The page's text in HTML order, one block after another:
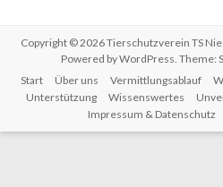
Copyright © 2026Tierschutzverein TS
Powered byWordPress. Theme:
Start
Über uns Vermittlungsablauf
Unterstützung
Wissenswertes
Impressum & Datenschutz